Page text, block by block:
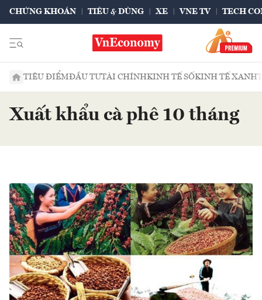
CHỨNG KHOÁN TIÊU & DÙNG XE VNE TV TECH
TIÊU ĐIỂMĐẦU TƯTÀI CHÍNHKINH TẾ SỐKINH TẾ XANH
Xuất khẩu cà phê 10 tháng